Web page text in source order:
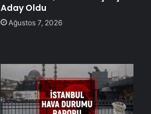
Aday Oldu
Ağustos 7, 2026